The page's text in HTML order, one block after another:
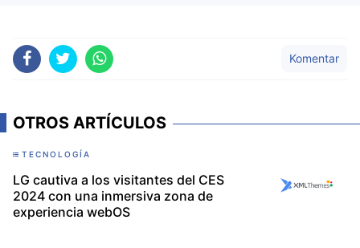
Komentar
OTROS ARTÍCULOS
TECNOLOGÍA
LG cautiva a los visitantes del CES
2024 con una inmersiva zona de
experiencia webOS